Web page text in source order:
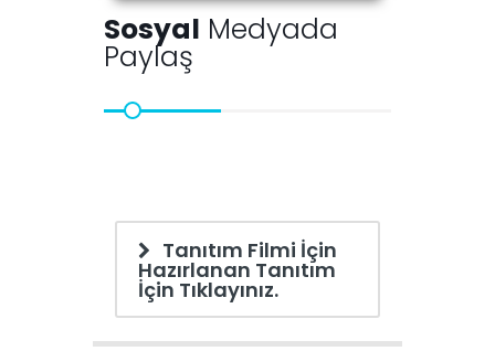
Sosyal Medyada
Paylaş
Tanıtım Filmi İçin
Hazırlanan Tanıtım
İçin Tıklayınız.